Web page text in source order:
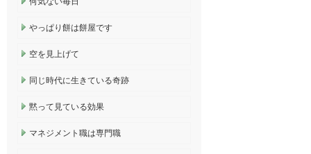
やっぱり餅は餅屋です
空を見上げて
同じ時代に生きている奇跡
黙って見ている効果
マネジメント職は専門職